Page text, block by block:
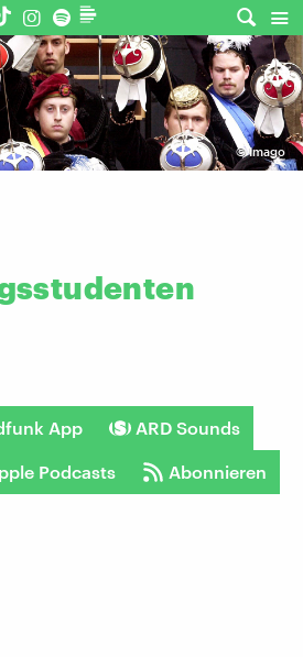
©Imago
App ARD Sounds
Podcasts Abonnieren